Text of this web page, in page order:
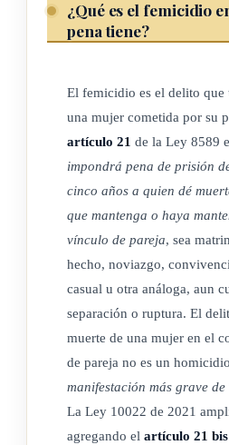
noviazgo, convivencia, de no
la Convención sobre la
Discriminación contra la Mujer,
1984, así como en la Convención
Prevenir, Sancionar y Erradicar la
Ley 7499, de 2 de mayo de 1995.
(Así reformado por el
Violencia Vicaria, N° 10634
ARTÍCULO 2
Ámbito de aplicación.
Esta ley se aplicará cuando las
¿Qué es el femicidio
pena tiene?
El femicidio es el delito que
una mujer cometida por su
artículo 21 de la Ley 8589
impondrá pena de prisión
cinco años a quien dé
que mantenga o haya
vínculo de pareja, sea
hecho, noviazgo,
casual u otra análoga, aun
separación o ruptura. El
muerte de una mujer en el
de pareja no es un
manifestación más grave
La Ley 10022 de 2021
agregando el artículo 21 bis